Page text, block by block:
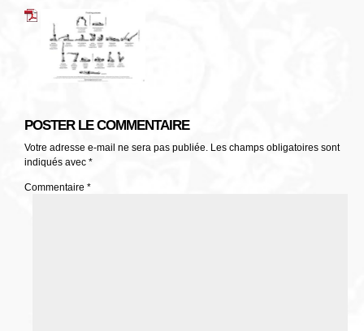
POSTER LE COMMENTAIRE
Votre adresse e-mail ne sera pas publiée. Les champs obligatoires sont
indiqués avec *
Commentaire *